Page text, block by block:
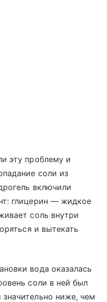
эту проблему и
соли из
включили
глицерин — жидкое
соль внутри
и вытекать
вода оказалась
соли в ней был
ниже, чем